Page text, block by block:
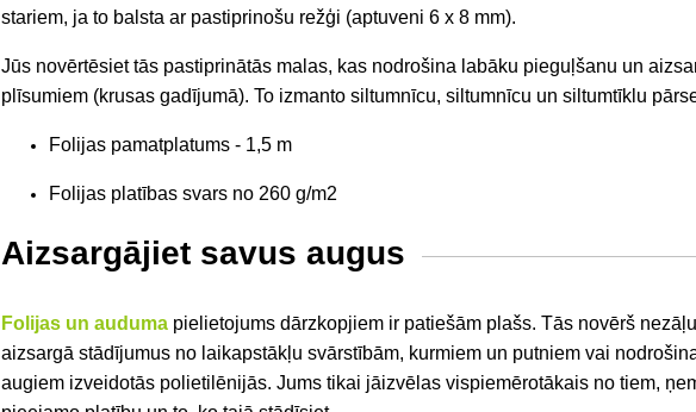
stariem, ja to balsta ar pastiprinošu režģi (aptuveni 6 x 8 mm).
Jūs novērtēsiet tās pastiprinātās malas, kas nodrošina labāku pieguļšanu un
plīsumiem (krusas gadījumā). To izmanto siltumnīcu, siltumnīcu un siltumtīklu
Folijas pamatplatums - 1,5 m
Folijas platības svars no 260 g/m2
Aizsargājiet savus augus
Folijas un auduma pielietojums dārzkopjiem ir patiešām plašs. Tās novērš
aizsargā stādījumus no laikapstākļu svārstībām, kurmiem un putniem vai
augiem izveidotās polietilēnijās. Jums tikai jāizvēlas vispiemērotākais no tiem,